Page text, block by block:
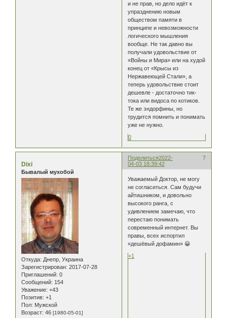
и не прав, но дело идёт к
упразднению новым
обществом памяти в
принципе и невозможности
логического мышления
вообще. Не так давно вы
получали удовольствие от
«Войны и Мира» или на худой
конец от «Крысы из
Нержавеющей Стали», а
теперь удовольствие стоит
дешевле - достаточно тик-
тока или видоса по котиков.
Те же эндорфины, но
трудится помнить и понимать
уже не нужно.
0
Поделиться 7
2022-
04-03 18:39:42
Dixi
Бывалый мухобой
Откуда: Днепр, Украина
Зарегистрирован: 2017-07-28
Приглашений: 0
Сообщений: 154
Уважение: +43
Позитив: +1
Пол: Мужской
Возраст: 46 [1980-05-01]
Уважаемый Доктор, не могу
не согласиться. Сам будучи
айтишником, и довольно
высокого ранга, с
удивлением замечаю, что
перестаю понимать
современный интернет. Вы
правы, всех испортил
«дешёвый дофамин» 😀
+1